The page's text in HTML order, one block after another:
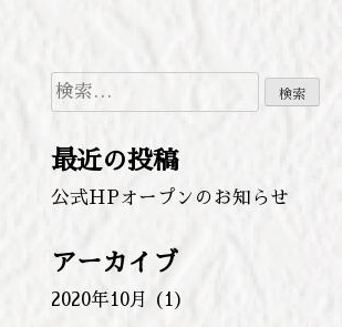
検
索:
最近の投稿
公式HPオープンのお知らせ
アーカイブ
2020年10月 (1)